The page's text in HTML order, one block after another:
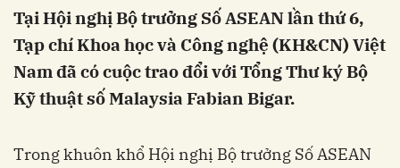
Tại Hội nghị Bộ trưởng Số ASEAN lần thứ 6,
Tạp chí Khoa học và Công nghệ (KH&CN) Việt
Nam đã có cuộc trao đổi với Tổng Thư ký Bộ
Kỹ thuật số Malaysia Fabian Bigar.
Trong khuôn khổ Hội nghị Bộ trưởng Số ASEAN
Hủy Gửi